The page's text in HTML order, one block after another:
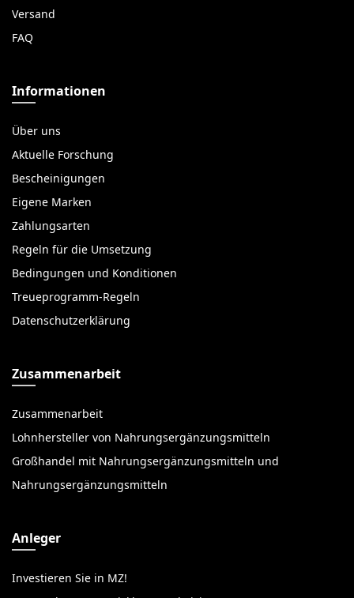
Versand
FAQ
Informationen
Über uns
Aktuelle Forschung
Bescheinigungen
Eigene Marken
Zahlungsarten
Regeln für die Umsetzung
Bedingungen und Konditionen
Treueprogramm-Regeln
Datenschutzerklärung
Zusammenarbeit
Zusammenarbeit
Lohnhersteller von Nahrungsergänzungsmitteln
Großhandel mit Nahrungsergänzungsmitteln und
Nahrungsergänzungsmitteln
Anleger
Investieren Sie in MZ!